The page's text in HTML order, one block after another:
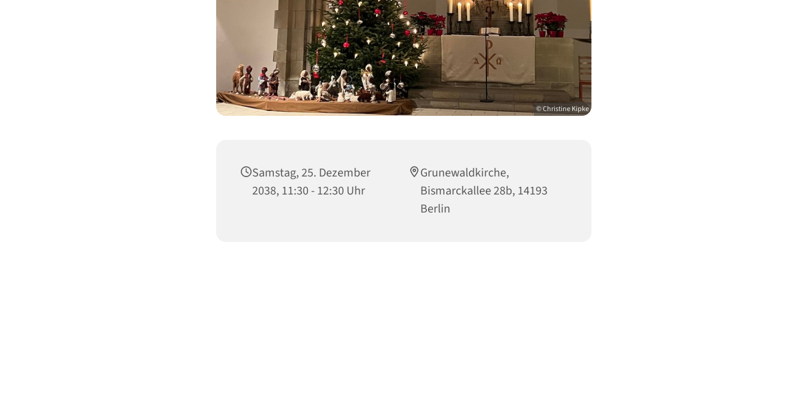
© Christine Kipke
Samstag, 25. Dezember
2038, 11:30 - 12:30 Uhr
Grunewaldkirche,
Bismarckallee 28b, 14193
Berlin